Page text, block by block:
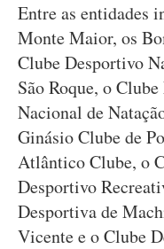
Entre as entidades
Monte Maior, os
Clube Desportivo
São Roque, o
Nacional de
Ginásio Clube de
Atlântico Clube, o
Desportivo
Desportiva de
Vicente e o Clube